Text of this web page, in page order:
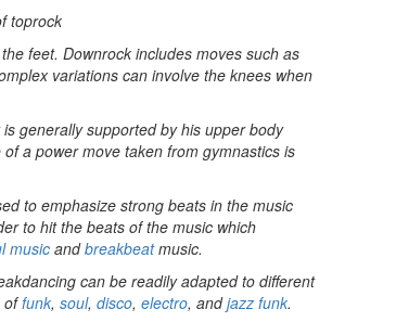
toprock
feet. Downrock includes moves such as
variations can involve the knees when
generally supported by his upper body
a power move taken from gymnastics is
to emphasize strong beats in the music
to hit the beats of the music which
music andbreakbeatmusic.
can be readily adapted to different
offunk, soul, disco, electro, andjazz funk.